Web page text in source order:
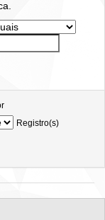
Registro(s)